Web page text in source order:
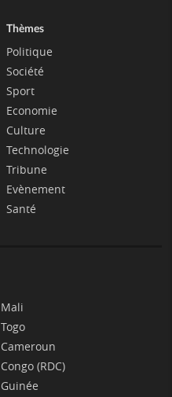
Thèmes
Politique
Société
Sport
Economie
Culture
Technologie
Tribune
Evènement
Santé
Mali
Togo
Cameroun
Congo (RDC)
Guinée